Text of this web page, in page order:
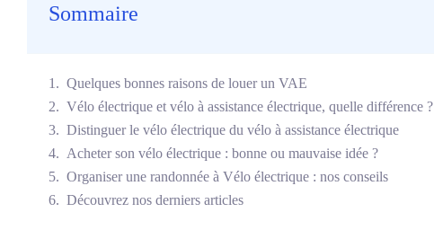
Sommaire
Quelques bonnes raisons de louer un VAE
Vélo électrique et vélo à assistance électrique, quelle différence ?
Distinguer le vélo électrique du vélo à assistance électrique
Acheter son vélo électrique : bonne ou mauvaise idée ?
Organiser une randonnée à Vélo électrique : nos conseils
Découvrez nos derniers articles